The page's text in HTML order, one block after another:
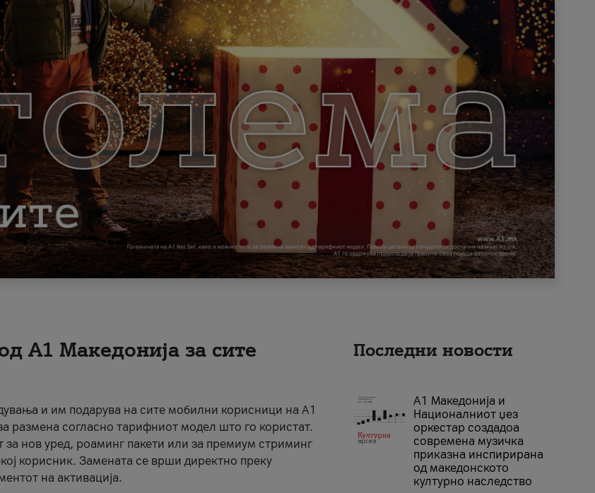
А1 Македонија за сите
и им подарува на сите мобилни корисници на A1
размена согласно тарифниот модел што го користат.
за нов уред, роаминг пакети или за премиум стриминг
корисник. Замената се врши директно преку
на активација.
Последни новости
А1 Македонија и
Националниот џез
оркестар создадоа
современа музичка
приказна инспирирана
од македонското
културно наследство